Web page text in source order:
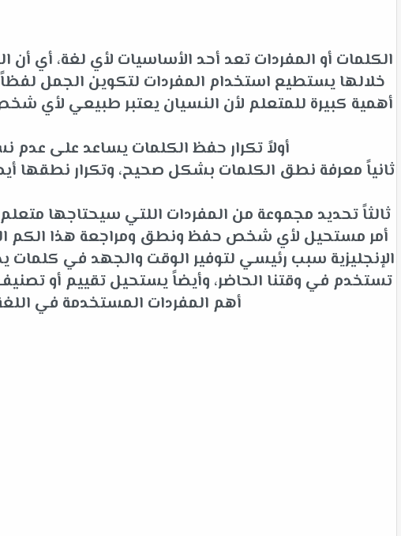
الكلمات أو المفردات تعد أحد الأساسيات لأي لغة، أي
خلالها يستطيع استخدام المفردات لتكوين الجمل
أهمية كبيرة للمتعلم لأن النسيان يعتبر طبيعي لأي
أولاً تكرار حفظ الكلمات يساعد على
ثانياً معرفة نطق الكلمات بشكل صحيح، وتكرار نطقها
ثالثاً تحديد مجموعة من المفردات اللتي سيحتاجها
أمر مستحيل لأي شخص حفظ ونطق ومراجعة هذا الكم
الإنجليزية سبب رئيسي لتوفير الوقت والجهد في كلمات
تستخدم في وقتنا الحاضر، وأيضاً يستحيل تقييم أو
أهم المفردات المستخدمة في